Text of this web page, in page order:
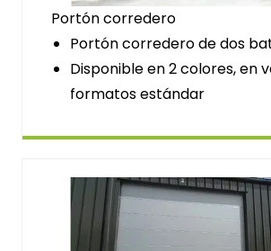
Portón corredero
Portón corredero de dos
Disponible en 2 colores, en
formatos estándar